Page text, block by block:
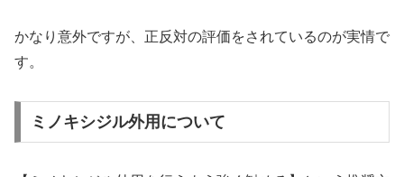
かなり意外ですが、正反対の評価をされているのが実情で
す。
ミノキシジル外用について